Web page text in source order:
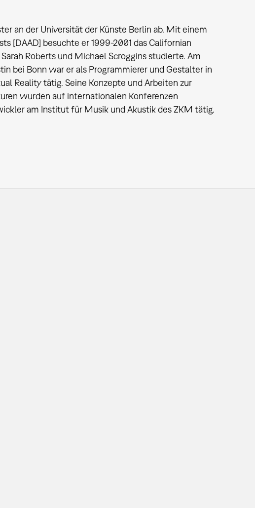
an der Universität der Künste Berlin ab. Mit einem
[DAAD] besuchte er 1999-2001 das Californian
Roberts und Michael Scroggins studierte. Am
bei Bonn war er als Programmierer und Gestalter in
Reality tätig. Seine Konzepte und Arbeiten zur
wurden auf internationalen Konferenzen
am Institut für Musik und Akustik des ZKM tätig.